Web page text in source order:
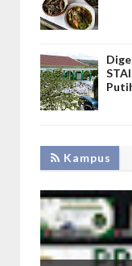
Kampus